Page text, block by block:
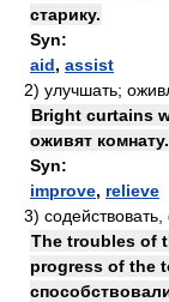
старику.
Syn:
aid, assist
2) улучшать;
Bright curtains
оживят комнату.
Syn:
improve, relieve
3) содействовать,
The troubles of
progress of the